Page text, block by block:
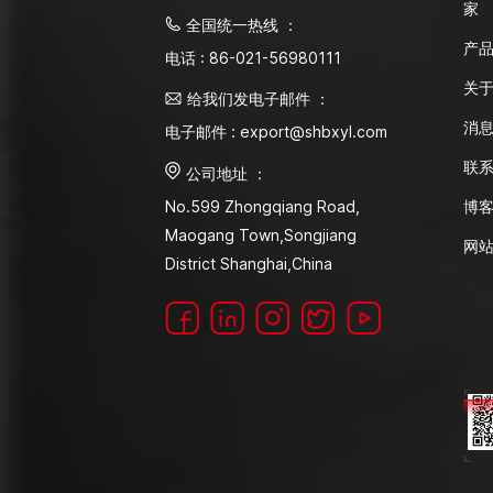
全国统一热线 ：
电话 : 86-021-56980111
给我们发电子邮件 ：
电子邮件 : export@shbxyl.com
公司地址 ：
No.599 Zhongqiang Road,
Maogang Town,Songjiang
District Shanghai,China
家
产
关
消
联
博
网